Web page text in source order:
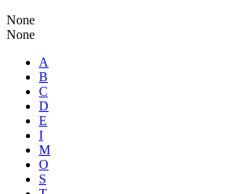
None
None
A
B
C
D
E
I
M
O
S